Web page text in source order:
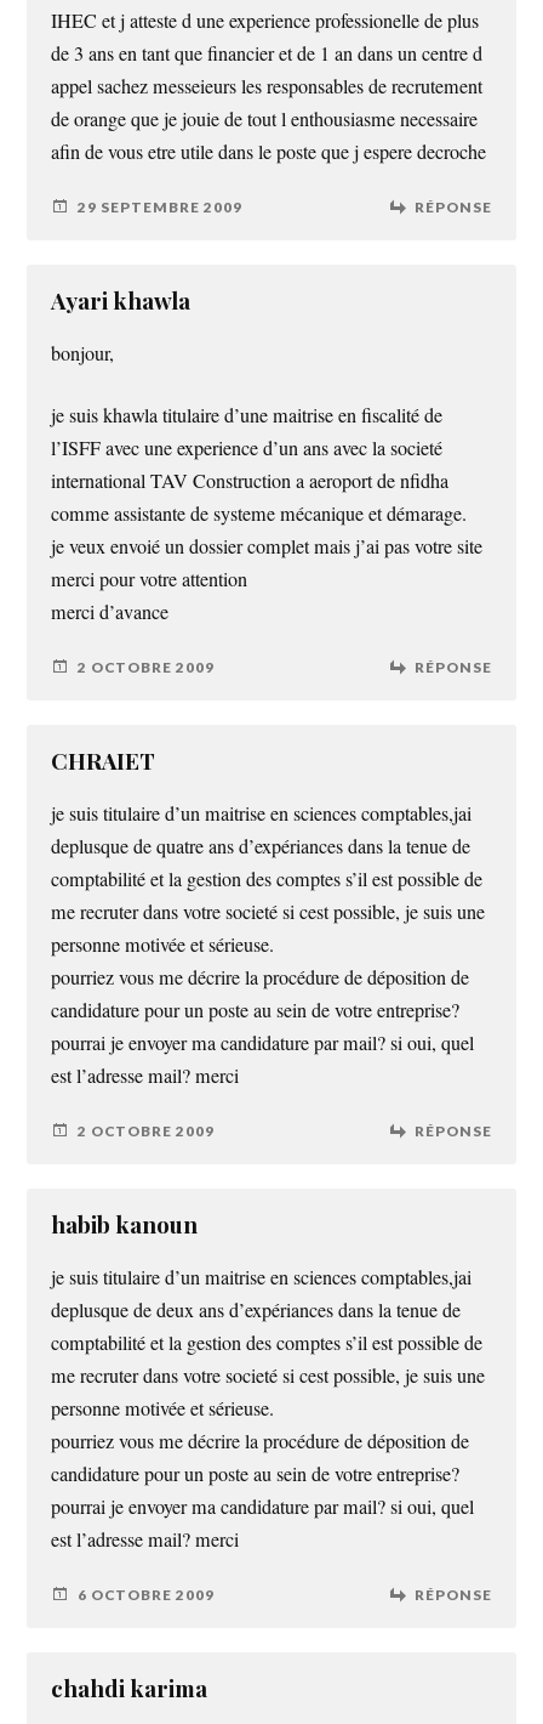
IHEC et j atteste d une experience professionelle de plus
de 3 ans en tant que financier et de 1 an dans un centre d
appel sachez messeieurs les responsables de recrutement
de orange que je jouie de tout l enthousiasme necessaire
afin de vous etre utile dans le poste que j espere decroche
29 SEPTEMBRE 2009 RÉPONSE
Ayari khawla
bonjour,
je suis khawla titulaire d’une maitrise en fiscalité de
l’ISFF avec une experience d’un ans avec la societé
international TAV Construction a aeroport de nfidha
comme assistante de systeme mécanique et démarage.
je veux envoié un dossier complet mais j’ai pas votre site
merci pour votre attention
merci d’avance
2 OCTOBRE 2009 RÉPONSE
CHRAIET
je suis titulaire d’un maitrise en sciences comptables,jai
deplusque de quatre ans d’expériances dans la tenue de
comptabilité et la gestion des comptes s’il est possible de
me recruter dans votre societé si cest possible, je suis une
personne motivée et sérieuse.
pourriez vous me décrire la procédure de déposition de
candidature pour un poste au sein de votre entreprise?
pourrai je envoyer ma candidature par mail? si oui, quel
est l’adresse mail? merci
2 OCTOBRE 2009 RÉPONSE
habib kanoun
je suis titulaire d’un maitrise en sciences comptables,jai
deplusque de deux ans d’expériances dans la tenue de
comptabilité et la gestion des comptes s’il est possible de
me recruter dans votre societé si cest possible, je suis une
personne motivée et sérieuse.
pourriez vous me décrire la procédure de déposition de
candidature pour un poste au sein de votre entreprise?
pourrai je envoyer ma candidature par mail? si oui, quel
est l’adresse mail? merci
6 OCTOBRE 2009 RÉPONSE
chahdi karima